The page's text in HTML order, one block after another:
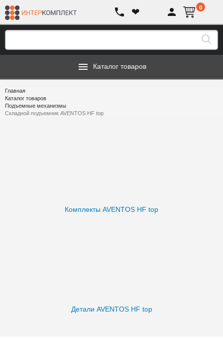
❤ 0
Каталог товаров
Главная
Каталог товаров
Подъемные механизмы
Складной подъемник AVENTOS HF top
Комплекты AVENTOS HF top
Детали AVENTOS HF top